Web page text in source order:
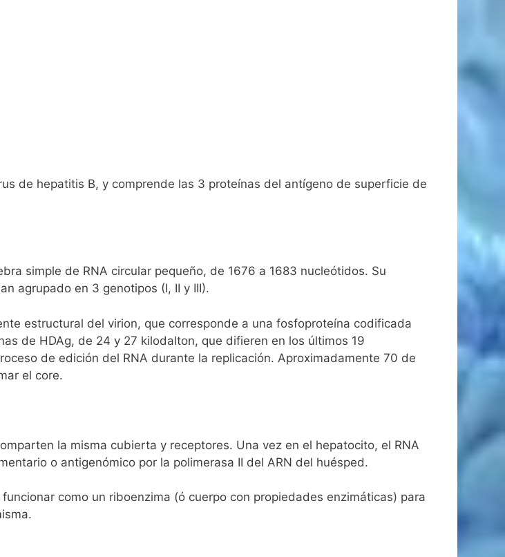
de hepatitis B, y comprende las 3 proteínas del antígeno de superficie de
simple de RNA circular pequeño, de 1676 a 1683 nucleótidos. Su
agrupado en 3 genotipos (I, II y III).
estructural del virion, que corresponde a una fosfoproteína codificada
de HDAg, de 24 y 27 kilodalton, que difieren en los últimos 19
de edición del RNA durante la replicación. Aproximadamente 70 de
el core.
la misma cubierta y receptores. Una vez en el hepatocito, el RNA
o antigenómico por la polimerasa II del ARN del huésped.
como un riboenzima (ó cuerpo con propiedades enzimáticas) para